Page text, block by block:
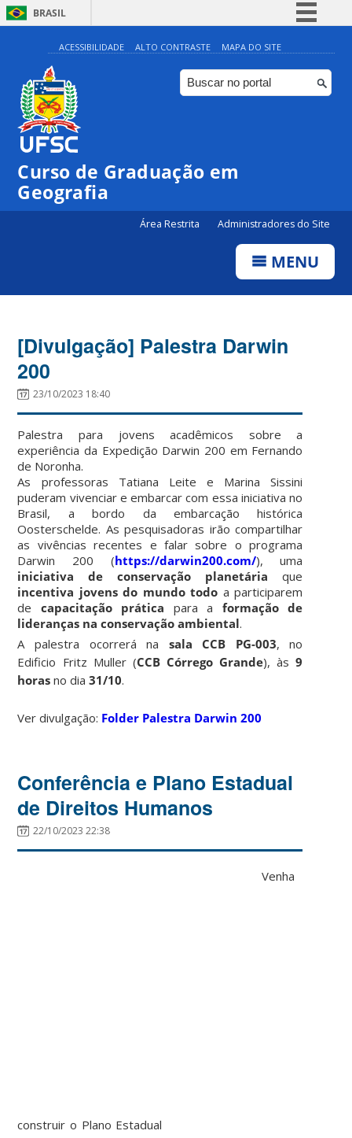
BRASIL
Simplifique!
Comunica BR
Participe
Canais
ACESSIBILIDADE ALTO CONTRASTE MAPA DO SITE
Curso de Graduação em
Geografia
Área Restrita Administradores do Site
MENU
[Divulgação] Palestra Darwin
200
23/10/2023 18:40
Palestra para jovens acadêmicos sobre a
experiência da Expedição Darwin 200 em Fernando
de Noronha.
As professoras Tatiana Leite e Marina Sissini
puderam vivenciar e embarcar com essa iniciativa no
Brasil, a bordo da embarcação histórica
Oosterschelde. As pesquisadoras irão compartilhar
as vivências recentes e falar sobre o programa
Darwin 200 (https://darwin200.com/), uma
iniciativa de conservação planetária que
incentiva jovens do mundo todo a participarem
de capacitação prática para a formação de
lideranças na conservação ambiental.
A palestra ocorrerá na sala CCB PG-003, no
Edificio Fritz Muller (CCB Córrego Grande), às9
horas no dia31/10.
Ver divulgação: Folder Palestra Darwin 200
Conferência e Plano Estadual
de Direitos Humanos
22/10/2023 22:38
Venha
construir o Plano Estadual